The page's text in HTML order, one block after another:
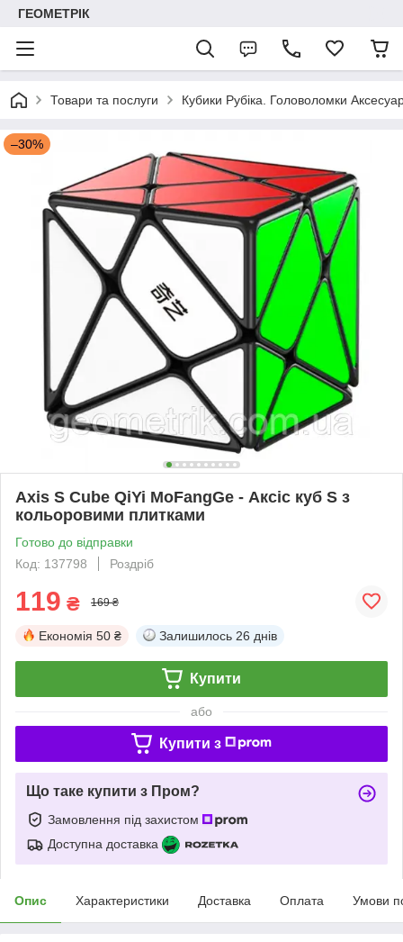
ГЕОМЕТРІК
Товари та послуги Кубики Рубіка. Головоломки
–30%
Axis S Cube QiYi MoFangGe - Аксіс куб S з
кольоровими плитками
Готово до відправки
Код: 137798
Роздріб
119 ₴ 169 ₴
Економія 50 ₴ Залишилось 26 днів
Купити
або
Купити з
Що таке купити з Пром?
Замовлення під захистом
Доступна доставка
Опис Характеристики Доставка Оплата Умови